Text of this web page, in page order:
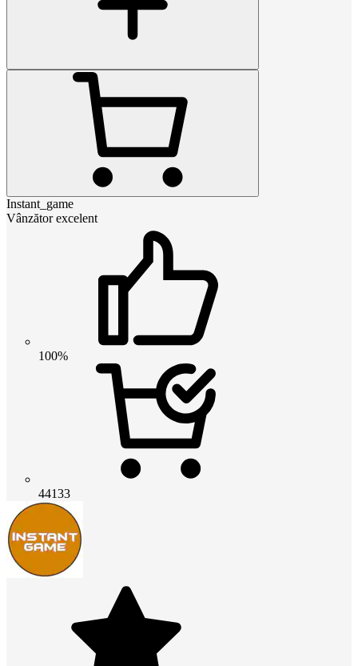
Instant_game
Vânzător excelent
100%
44133